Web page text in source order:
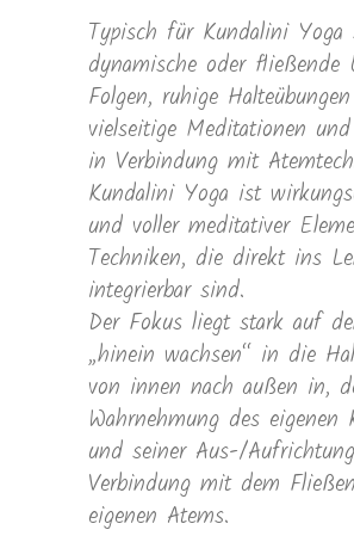
Typisch für Kundalini Yoga
dynamische oder fließende
Folgen, ruhige
vielseitige Meditationen
in Verbindung mit
Kundalini Yoga ist
und voller meditativer
Techniken, die direkt ins
integrierbar sind.
Der Fokus liegt stark auf
„hinein wachsen“ in die
von innen nach außen in,
Wahrnehmung des eigenen
und seiner Aus-/
Verbindung mit dem
eigenen Atems.